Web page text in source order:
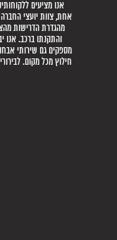
אנו מציעים
אחת, צוות יועצי
מהגדרת הדרישות
והתקנתו ברכב. אנו
מספקים גם שירותי
חילוץ מכל מקום. לבירורים